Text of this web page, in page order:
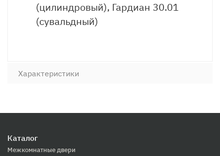
(цилиндровый), Гардиан 30.01
(сувальдный)
Характеристики
Каталог
Межкомнатные двери